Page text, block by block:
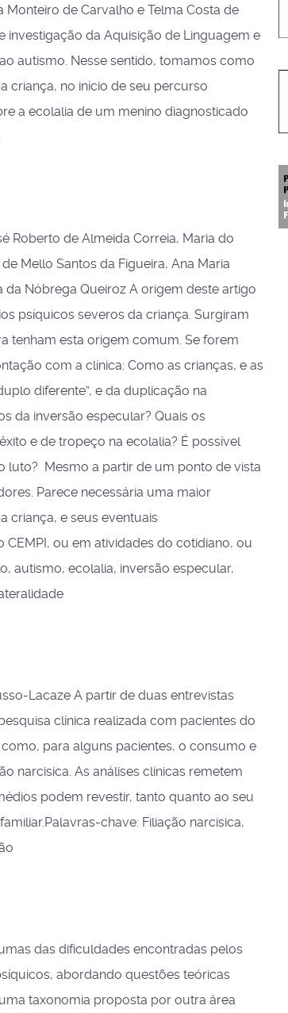
Monteiro de Carvalho e Telma Costa de
da Aquisição de Linguagem e
autismo. Nesse sentido, tomamos como
criança, no início de seu percurso
a ecolalia de um menino diagnosticado
Roberto de Almeida Correia, Maria do
Mello Santos da Figueira, Ana Maria
da Nóbrega Queiroz A origem deste artigo
psíquicos severos da criança. Surgiram
tenham esta origem comum. Se forem
com a clínica: Como as crianças, e as
diferente”, e da duplicação na
da inversão especular? Quais os
e de tropeço na ecolalia? É possível
luto? Mesmo a partir de um ponto de vista
Parece necessária uma maior
criança, e seus eventuais
ou em atividades do cotidiano, ou
autismo, ecolalia, inversão especular,
Lacaze A partir de duas entrevistas
clínica realizada com pacientes do
para alguns pacientes, o consumo e
narcisica. As análises clínicas remetem
podem revestir, tanto quanto ao seu
chave: Filiação narcisica,
das dificuldades encontradas pelos
abordando questões teóricas
taxonomia proposta por outra área